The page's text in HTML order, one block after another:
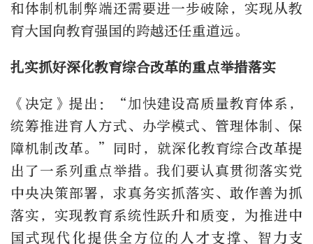
和体制机制弊端还需要进一步破除，实现从教
育大国向教育强国的跨越还任重道远。
扎实抓好深化教育综合改革的重点举措落实
《决定》提出：“加快建设高质量教育体系，
统筹推进育人方式、办学模式、管理体制、保
障机制改革。”同时，就深化教育综合改革提
出了一系列重点举措。我们要认真贯彻落实党
中央决策部署，求真务实抓落实、敢作善为抓
落实，实现教育系统性跃升和质变，为推进中
国式现代化提供全方位的人才支撑、智力支